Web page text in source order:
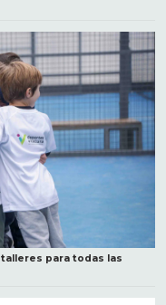
para todas las